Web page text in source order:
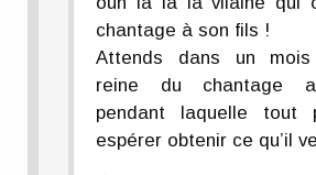
chantage à son fils !
Attends dans un
reine du chantage
pendant laquelle tout
espérer obtenir ce qu’il